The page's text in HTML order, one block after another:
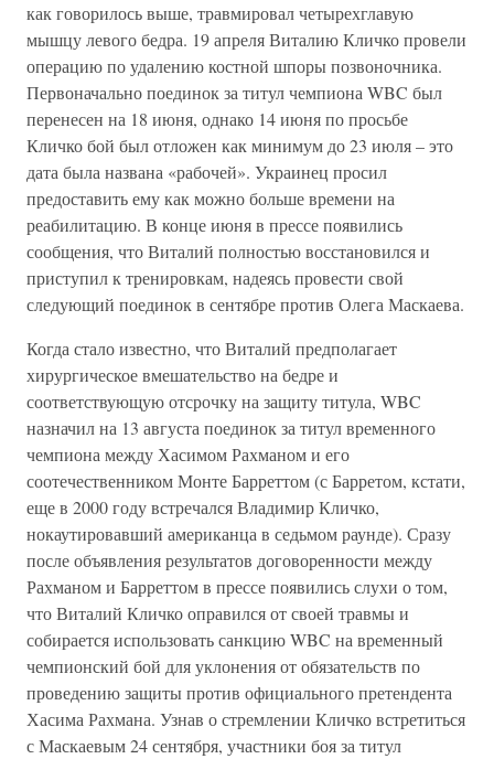
как говорилось выше, травмировал четырехглавую
мышцу левого бедра. 19 апреля Виталию Кличко провели
операцию по удалению костной шпоры позвоночника.
Первоначально поединок за титул чемпиона WBC был
перенесен на 18 июня, однако 14 июня по просьбе
Кличко бой был отложен как минимум до 23 июля – это
дата была названа «рабочей». Украинец просил
предоставить ему как можно больше времени на
реабилитацию. В конце июня в прессе появились
сообщения, что Виталий полностью восстановился и
приступил к тренировкам, надеясь провести свой
следующий поединок в сентябре против Олега Маскаева.
Когда стало известно, что Виталий предполагает
хирургическое вмешательство на бедре и
соответствующую отсрочку на защиту титула, WBC
назначил на 13 августа поединок за титул временного
чемпиона между Хасимом Рахманом и его
соотечественником Монте Барреттом (с Барретом, кстати,
еще в 2000 году встречался Владимир Кличко,
нокаутировавший американца в седьмом раунде). Сразу
после объявления результатов договоренности между
Рахманом и Барреттом в прессе появились слухи о том,
что Виталий Кличко оправился от своей травмы и
собирается использовать санкцию WBC на временный
чемпионский бой для уклонения от обязательств по
проведению защиты против официального претендента
Хасима Рахмана. Узнав о стремлении Кличко встретиться
с Маскаевым 24 сентября, участники боя за титул